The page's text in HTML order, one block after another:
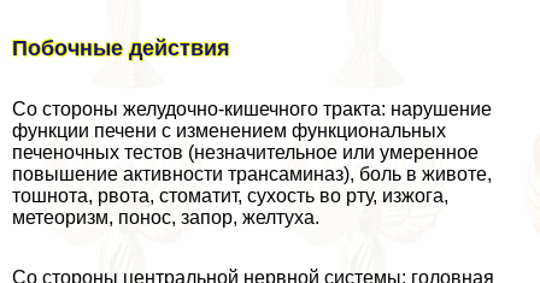
Побочные действия
Со стороны желудочно-кишечного тpaкта: нарушение
функции печени с изменением функциональных
печеночных тестов (незначительное или умеренное
повышение активности трaнcаминаз), боль в животе,
тошнота, рвота, стоматит, сухость во рту, изжога,
метеоризм, понос, запор, желтуха.
Со стороны центральной нервной системы: головная